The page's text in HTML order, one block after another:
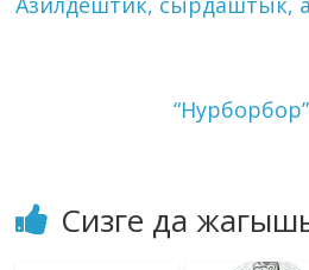
карата республиканын
Сизге да жагышы